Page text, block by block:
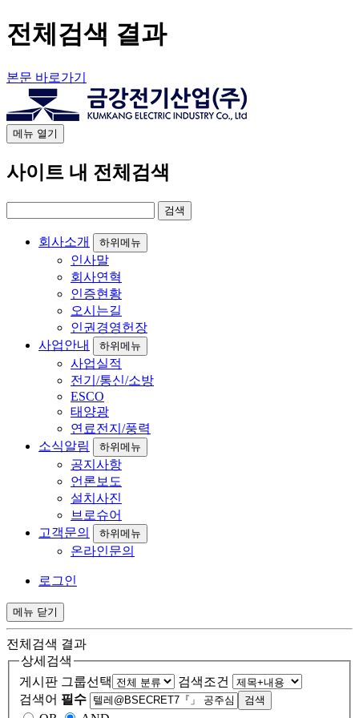
전체검색 결과
본문 바로가기
메뉴 열기
사이트 내 전체검색
회사소개 하위메뉴
인사말
회사연혁
인증현황
오시는길
인권경영헌장
사업안내
하위메뉴
사업실적
전기/통신/소방
ESCO
태양광
연료전지/풍력
소식알림
하위메뉴
공지사항
언론보도
설치사진
브로슈어
고객문의
하위메뉴
온라인문의
로그인
메뉴 닫기
전체검색 결과
상세검색
게시판 그룹선택
검색조건
검색어 필수